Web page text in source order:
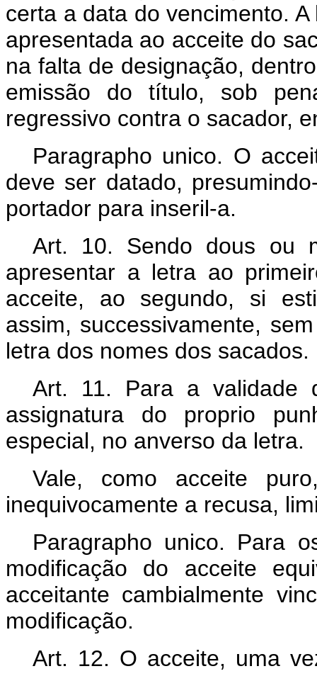
certa a data do vencimento.
apresentada ao acceite do
na falta de designação,
emissão do título, sob
regressivo contra o sacador,
Paragrapho unico. O
deve ser datado,
portador para inseril-a.
Art. 10. Sendo dous ou
apresentar a letra ao
acceite, ao segundo, si
assim, successivamente,
letra dos nomes dos sacados.
Art. 11. Para a validade
assignatura do proprio
especial, no anverso da letra.
Vale, como acceite
inequivocamente a recusa,
Paragrapho unico. Para
modificação do acceite
acceitante cambialmente
modificação.
Art. 12. O acceite, uma